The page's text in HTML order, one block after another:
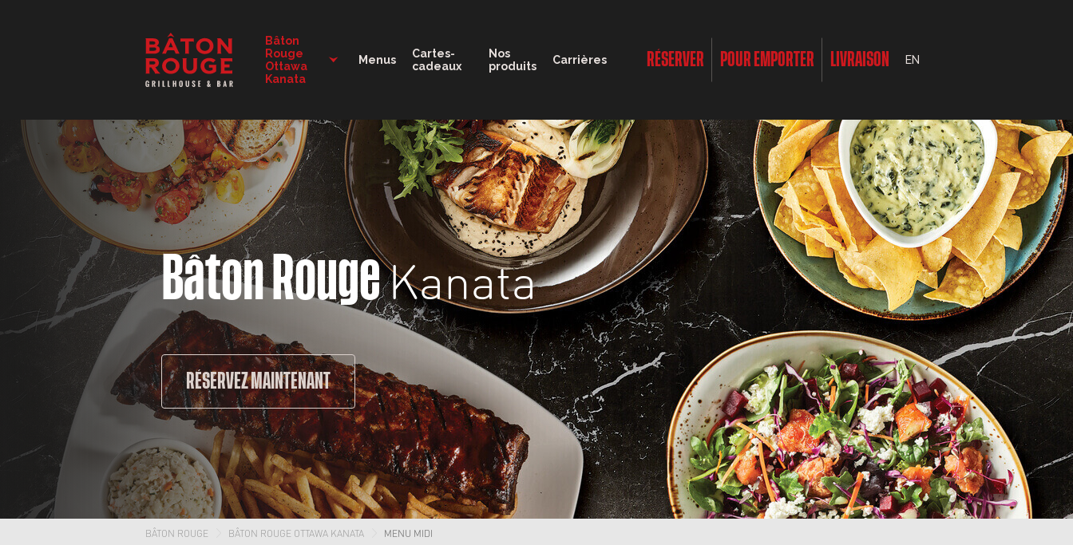
Bâton
Rouge
Ottawa
Kanata
DÉTAILS DU RESTAURANT
CHANGER DE RESTAURANT
Menus
Cartes-
cadeaux
Nos
produits
Carrières RÉSERVER POUR EMPORTER LIVRAISON EN
Bâton RougeKanata
RÉSERVEZ MAINTENANT
BÂTON ROUGE BÂTON ROUGE OTTAWA KANATA MENU MIDI